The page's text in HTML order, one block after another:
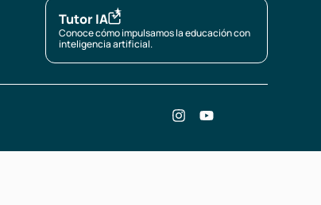
Tutor IA
Conoce cómo impulsamos la educación con
inteligencia artificial.